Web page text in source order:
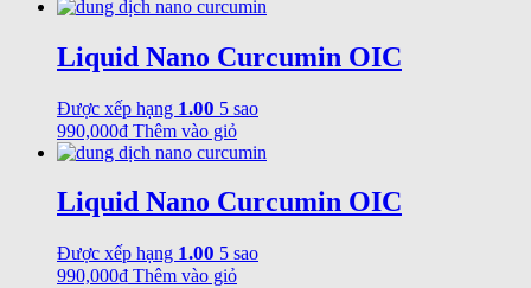
Liquid Nano Curcumin OIC
Được xếp hạng 1.00 5 sao
990,000₫ Thêm vào giỏ
Liquid Nano Curcumin OIC
Được xếp hạng 1.00 5 sao
990,000₫ Thêm vào giỏ